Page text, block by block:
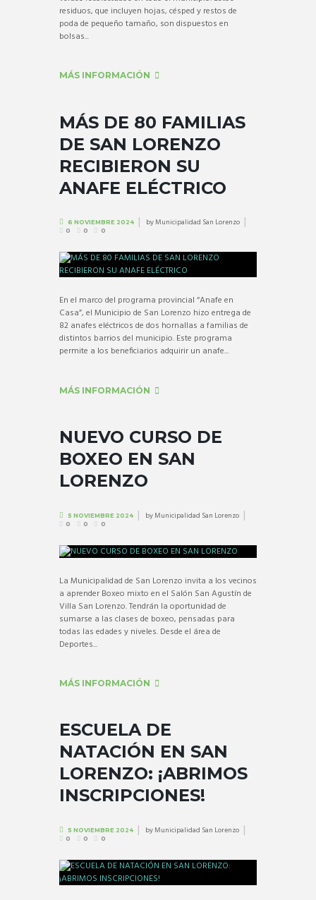
residuos, que incluyen hojas, césped y restos de
poda de pequeño tamaño, son dispuestos en
bolsas...
MÁS INFORMACIÓN
MÁS DE 80 FAMILIAS
DE SAN LORENZO
RECIBIERON SU
ANAFE ELÉCTRICO
6 NOVIEMBRE 2024 byMunicipalidad San Lorenzo
0 0 0
En el marco del programa provincial “Anafe en
Casa”, el Municipio de San Lorenzo hizo entrega de
82 anafes eléctricos de dos hornallas a familias de
distintos barrios del municipio. Este programa
permite a los beneficiarios adquirir un anafe...
MÁS INFORMACIÓN
NUEVO CURSO DE
BOXEO EN SAN
LORENZO
5 NOVIEMBRE 2024 byMunicipalidad San Lorenzo
0 0 0
La Municipalidad de San Lorenzo invita a los vecinos
a aprender Boxeo mixto en el Salón San Agustín de
Villa San Lorenzo. Tendrán la oportunidad de
sumarse a las clases de boxeo, pensadas para
todas las edades y niveles. Desde el área de
Deportes...
MÁS INFORMACIÓN
ESCUELA DE
NATACIÓN EN SAN
LORENZO: ¡ABRIMOS
INSCRIPCIONES!
5 NOVIEMBRE 2024 byMunicipalidad San Lorenzo
0 0 0